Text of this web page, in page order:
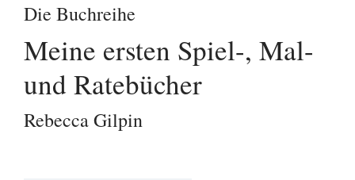
Die Buchreihe
Meine ersten Spiel-, Mal-
und Ratebücher
Rebecca Gilpin